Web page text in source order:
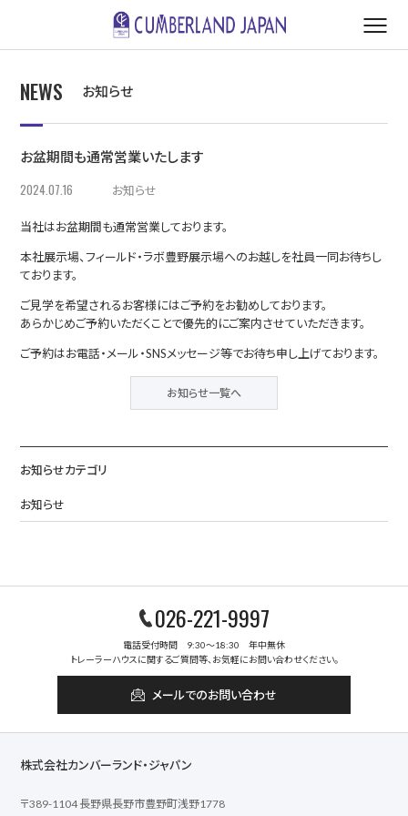
NEWS お知らせ
お盆期間も通常営業いたします
2024.07.16 お知らせ
当社はお盆期間も通常営業しております。
本社展示場、フィールド・ラボ豊野展示場へのお越しを社員一同お待ちし
ております。
ご見学を希望されるお客様にはご予約をお勧めしております。
あらかじめご予約いただくことで優先的にご案内させていただきます。
ご予約はお電話・メール・SNSメッセージ等でお待ち申し上げております。
お知らせ一覧へ
お知らせカテゴリ
お知らせ
026-221-9997
電話受付時間 9:30～18:30 年中無休
トレーラーハウスに関するご質問等、お気軽にお問い合わせください。
メールでのお問い合わせ
株式会社カンバーランド・ジャパン
〒389-1104 長野県長野市豊野町浅野1778